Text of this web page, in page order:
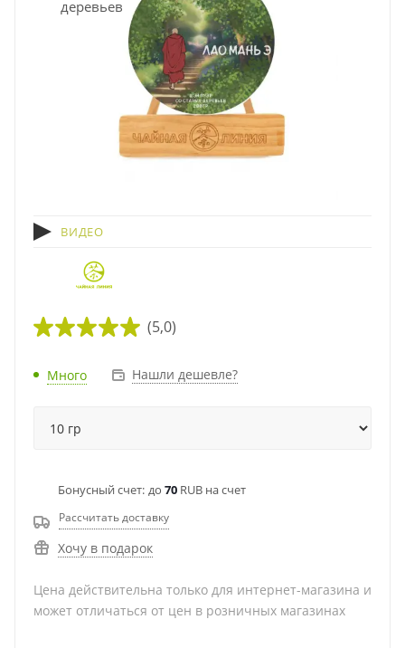
ВИДЕО
(5,0)
Много Нашли дешевле?
Бонусный счет: до 70 RUB на счет
Рассчитать доставку
Хочу в подарок
Цена действительна только для интернет-магазина и
может отличаться от цен в розничных магазинах